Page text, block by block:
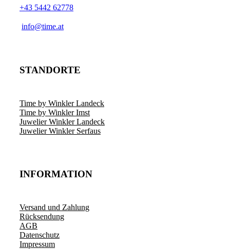
+43 5442 62778
­info@time.at
STANDORTE
Time by Winkler Landeck
Time by Winkler Imst
Juwelier Winkler Landeck
Juwelier Winkler Serfaus
INFORMATION
Versand und Zahlung
Rücksendung
AGB
Datenschutz
Impressum